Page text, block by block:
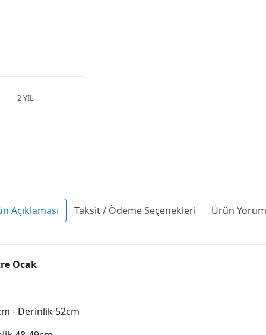
2 YIL
Açıklaması Taksit / Ödeme Seçenekleri Ürün
Ocak
- Derinlik 52cm